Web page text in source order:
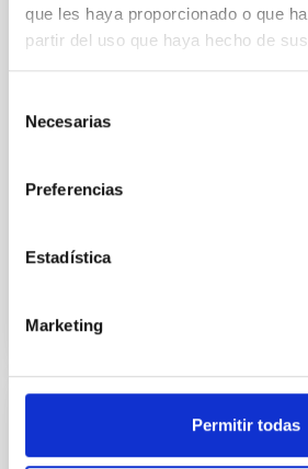
que les haya proporcionado o que
partir del uso que haya hecho de
Necesarias
Preferencias
Estadística
Marketing
Permitir todas
we expect to see alignments
field orientation of star-forming
with respect to the larger-scale
NÚMERO DE CITAS
Clues to inside-out